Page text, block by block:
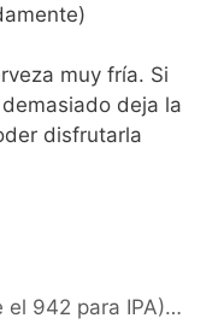
muy fría. Si
deja la
disfrutarla
el 942 para IPA)…